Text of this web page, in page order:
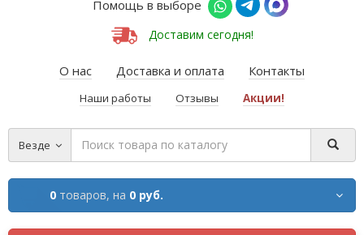
Помощь в выборе
Доставим сегодня!
О нас Доставка и оплата Контакты
Наши работы Отзывы Акции!
Везде
0 товаров, на 0 руб.